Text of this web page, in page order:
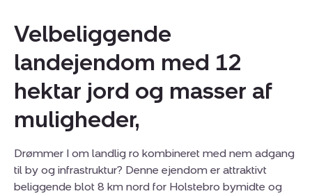
Velbeliggende
landejendom med 12
hektar jord og masser af
muligheder,
Drømmer I om landlig ro kombineret med nem adgang
til by og infrastruktur? Denne ejendom er attraktivt
beliggende blot 8 km nord for Holstebro bymidte og